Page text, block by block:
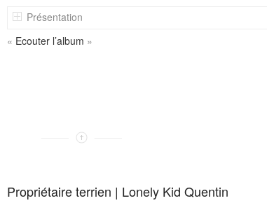
Présentation
« Ecouter l’album »
Propriétaire terrien | Lonely Kid Quentin